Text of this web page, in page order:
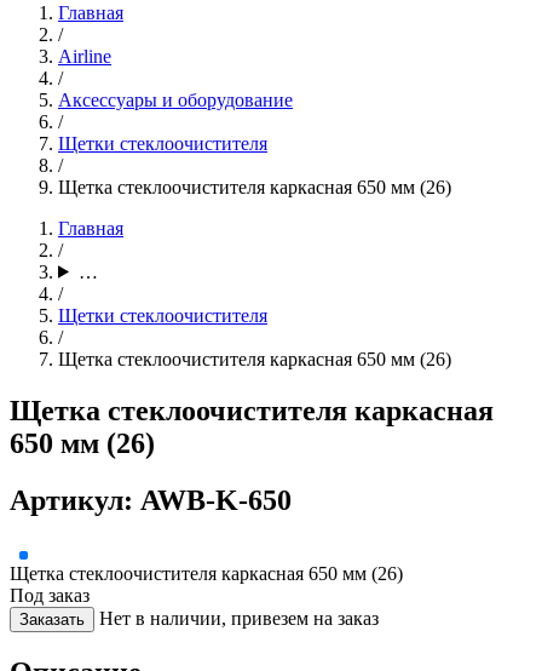
Главная
/
Airline
/
Аксессуары и оборудование
/
Щетки стеклоочистителя
/
Щетка стеклоочистителя каркасная 650 мм (26)
Главная
/
…
/
Щетки стеклоочистителя
/
Щетка стеклоочистителя каркасная 650 мм (26)
Щетка стеклоочистителя каркасная
650 мм (26)
Артикул: AWB-K-650
Щетка стеклоочистителя каркасная 650 мм (26)
Под заказ
Заказать Нет в наличии, привезем на заказ